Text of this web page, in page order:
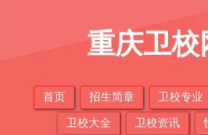
重庆卫校
首页 招生简章 卫校专业
卫校大全 卫校资讯